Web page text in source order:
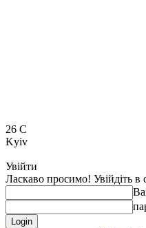
26 C
Kyiv
Увійти
Ласкаво просимо! Увійдіть в